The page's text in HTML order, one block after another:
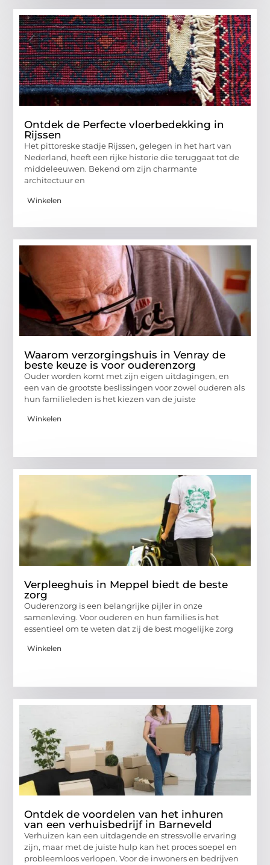
Ontdek de Perfecte vloerbedekking in
Rijssen
Het pittoreske stadje Rijssen, gelegen in het hart van
Nederland, heeft een rijke historie die teruggaat tot de
middeleeuwen. Bekend om zijn charmante
architectuur en
Winkelen
Waarom verzorgingshuis in Venray de
beste keuze is voor ouderenzorg
Ouder worden komt met zijn eigen uitdagingen, en
een van de grootste beslissingen voor zowel ouderen als
hun familieleden is het kiezen van de juiste
Winkelen
Verpleeghuis in Meppel biedt de beste
zorg
Ouderenzorg is een belangrijke pijler in onze
samenleving. Voor ouderen en hun families is het
essentieel om te weten dat zij de best mogelijke zorg
Winkelen
Ontdek de voordelen van het inhuren
van een verhuisbedrijf in Barneveld
Verhuizen kan een uitdagende en stressvolle ervaring
zijn, maar met de juiste hulp kan het proces soepel en
probleemloos verlopen. Voor de inwoners en bedrijven